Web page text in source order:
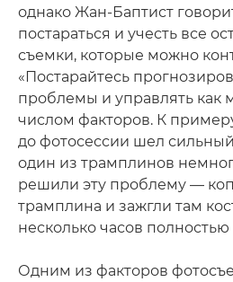
однако Жан-Баптист
постараться и учесть все
съемки, которые можно
«Постарайтесь
проблемы и управлять
числом факторов. К
до фотосессии шел
один из трамплинов
решили эту проблему —
трамплина и зажгли там
несколько часов полностью
Одним из факторов